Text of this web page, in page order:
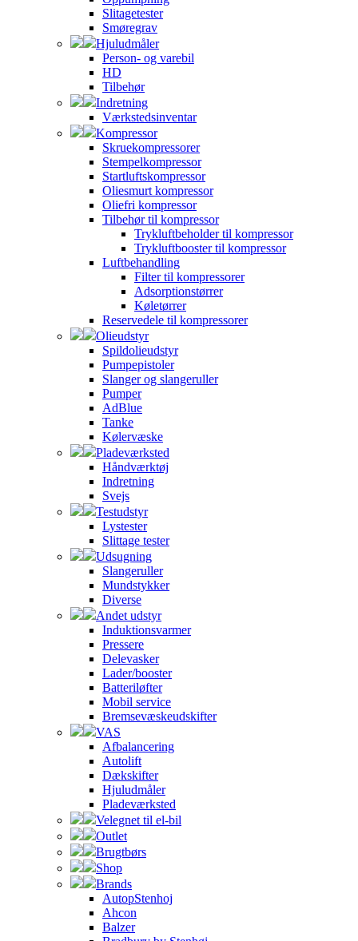
Slitagetester
Smøregrav
Hjuludmåler
Person- og varebil
HD
Tilbehør
Indretning
Værkstedsinventar
Kompressor
Skruekompressorer
Stempelkompressor
Startluftskompressor
Oliesmurt kompressor
Oliefri kompressor
Tilbehør til kompressor
Trykluftbeholder til kompressor
Trykluftbooster til kompressor
Luftbehandling
Filter til kompressorer
Adsorptionstørrer
Køletørrer
Reservedele til kompressorer
Olieudstyr
Spildolieudstyr
Pumpepistoler
Slanger og slangeruller
Pumper
AdBlue
Tanke
Kølervæske
Pladeværksted
Håndværktøj
Indretning
Svejs
Testudstyr
Lystester
Slittage tester
Udsugning
Slangeruller
Mundstykker
Diverse
Andet udstyr
Induktionsvarmer
Pressere
Delevasker
Lader/booster
Batteriløfter
Mobil service
Bremsevæskeudskifter
VAS
Afbalancering
Autolift
Dækskifter
Hjuludmåler
Pladeværksted
Velegnet til el-bil
Outlet
Brugtbørs
Shop
Brands
AutopStenhoj
Ahcon
Balzer